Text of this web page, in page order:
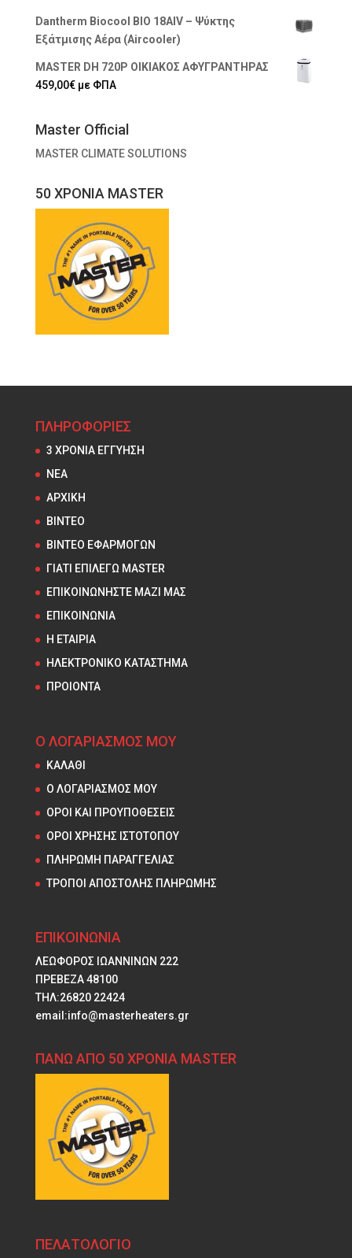
Dantherm Biocool BIO 18AIV – Ψύκτης
Εξάτμισης Αέρα (Aircooler)
MASTER DH 720P ΟΙΚΙΑΚΟΣ ΑΦΥΓΡΑΝΤΗΡΑΣ
459,00€ με ΦΠΑ
Master Official
MASTER CLIMATE SOLUTIONS
50 ΧΡΟΝΙΑ MASTER
ΠΛΗΡΟΦΟΡΙΕΣ
3 ΧΡΟΝΙΑ ΕΓΓΥΗΣΗ
NEA
ΑΡΧΙΚΗ
ΒΙΝΤΕΟ
ΒΙΝΤΕΟ ΕΦΑΡΜΟΓΩΝ
ΓΙΑΤΙ ΕΠΙΛΕΓΩ MASTER
ΕΠΙΚΟΙΝΩΝΗΣΤΕ ΜΑΖΙ ΜΑΣ
ΕΠΙΚΟΙΝΩΝΙΑ
Η ΕΤΑΙΡΙΑ
ΗΛΕΚΤΡΟΝΙΚΟ ΚΑΤΑΣΤΗΜΑ
ΠΡΟΙΟΝΤΑ
Ο ΛΟΓΑΡΙΑΣΜΟΣ ΜΟΥ
ΚΑΛΑΘΙ
Ο ΛΟΓΑΡΙΑΣΜΟΣ ΜΟΥ
ΟΡΟΙ ΚΑΙ ΠΡΟΥΠΟΘΕΣΕΙΣ
ΟΡΟΙ ΧΡΗΣΗΣ ΙΣΤΟΤΟΠΟΥ
ΠΛΗΡΩΜΗ ΠΑΡΑΓΓΕΛΙΑΣ
ΤΡΟΠΟΙ ΑΠΟΣΤΟΛΗΣ ΠΛΗΡΩΜΗΣ
ΕΠΙΚΟΙΝΩΝΙΑ
ΛΕΩΦΟΡΟΣ ΙΩΑΝΝΙΝΩΝ 222
ΠΡΕΒΕΖΑ 48100
ΤΗΛ:26820 22424
email:info@masterheaters.gr
ΠΑΝΩ ΑΠΟ 50 ΧΡΟΝΙΑ MASTER
ΠΕΛΑΤΟΛΟΓΙΟ